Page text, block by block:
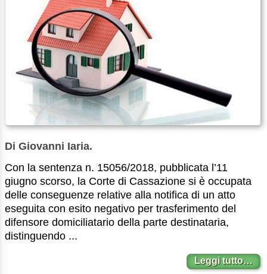
Di Giovanni Iaria.
Con la sentenza n. 15056/2018, pubblicata l’11
giugno scorso, la Corte di Cassazione si è occupata
delle conseguenze relative alla notifica di un atto
eseguita con esito negativo per trasferimento del
difensore domiciliatario della parte destinataria,
distinguendo ...
Leggi tutto…